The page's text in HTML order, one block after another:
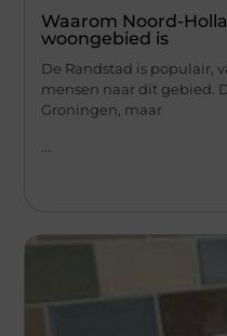
Waarom Noord-
woongebied is
De Randstad is populair,
mensen naar dit gebied.
Groningen, maar